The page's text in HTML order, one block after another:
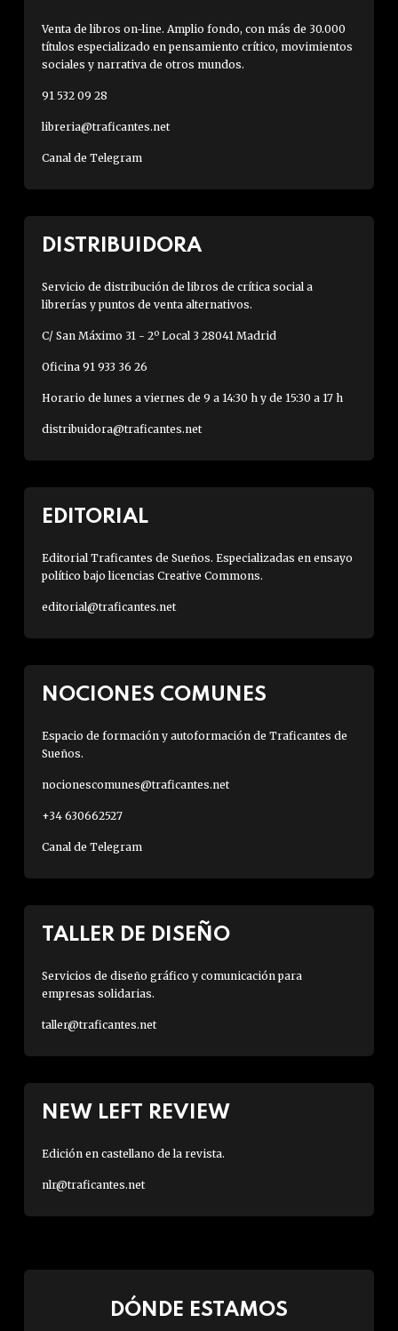
Venta de libros on-line. Amplio fondo, con más de 30.000
títulos especializado en pensamiento crítico, movimientos
sociales y narrativa de otros mundos.
91 532 09 28
libreria@traficantes.net
Canal de Telegram
DISTRIBUIDORA
Servicio de distribución de libros de crítica social a
librerías y puntos de venta alternativos.
C/ San Máximo 31 - 2º Local 3 28041 Madrid
Oficina 91 933 36 26
Horario de lunes a viernes de 9 a 14:30 h y de 15:30 a 17 h
distribuidora@traficantes.net
EDITORIAL
Editorial Traficantes de Sueños. Especializadas en ensayo
político bajo licencias Creative Commons.
editorial@traficantes.net
NOCIONES COMUNES
Espacio de formación y autoformación de Traficantes de
Sueños.
nocionescomunes@traficantes.net
+34 630662527
Canal de Telegram
TALLER DE DISEÑO
Servicios de diseño gráfico y comunicación para
empresas solidarias.
taller@traficantes.net
NEW LEFT REVIEW
Edición en castellano de la revista.
nlr@traficantes.net
DÓNDE ESTAMOS